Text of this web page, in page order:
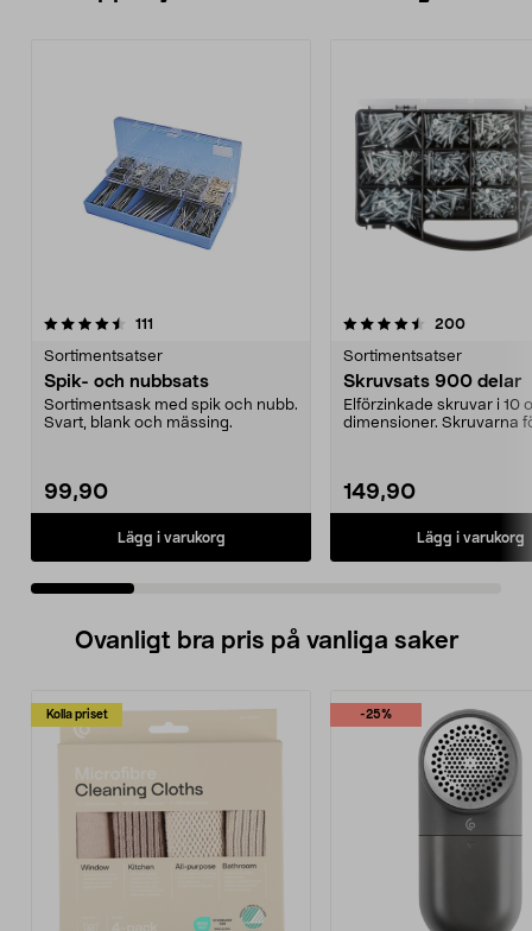
111
Sortimentsatser
Spik- och nubbsats
Sortimentsask med spik och nubb.
Svart, blank och mässing.
99,90
Lägg i varukorg
4.5 av 5 stjärnor 200
Sortimentsatser
Skruvsats 900 delar
Elförzinkade skruvar i 10
dimensioner. Skruvarna
149,90
Lägg i varukorg
4.0 av 5 stjärnor
Ovanligt bra pris på vanliga saker
Kolla priset -25%